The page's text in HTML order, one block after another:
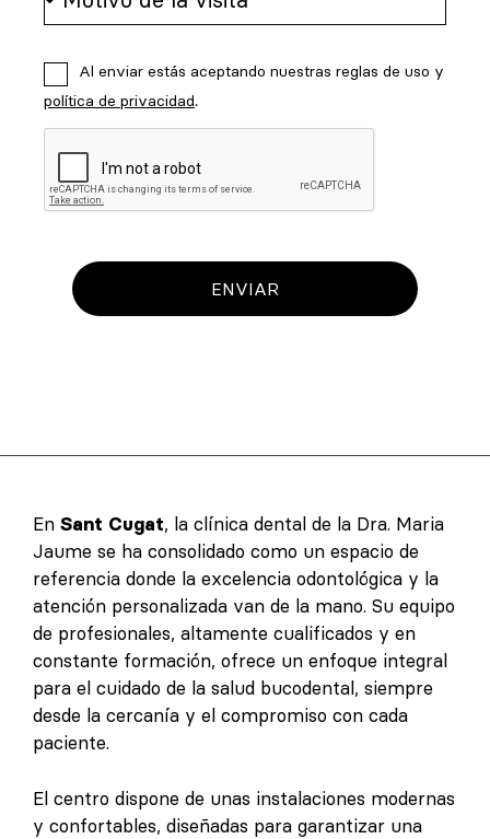
Al enviar estás aceptando nuestras reglas de uso y
política de privacidad.
ENVIAR
En Sant Cugat, la clínica dental de la Dra. Maria
Jaume se ha consolidado como un espacio de
referencia donde la excelencia odontológica y la
atención personalizada van de la mano. Su equipo
de profesionales, altamente cualificados y en
constante formación, ofrece un enfoque integral
para el cuidado de la salud bucodental, siempre
desde la cercanía y el compromiso con cada
paciente.
El centro dispone de unas instalaciones modernas
y confortables, diseñadas para garantizar una